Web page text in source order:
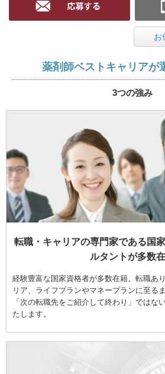
お
薬剤師ベストキャリアが
3つの強み
転職・キャリアの専門家である国
ルタントが多数
経験豊富な国家資格者が多数在籍。転職あ
リア、ライフプランやマネープランに至る
「次の転職先をご紹介して終わり」ではな
たします。